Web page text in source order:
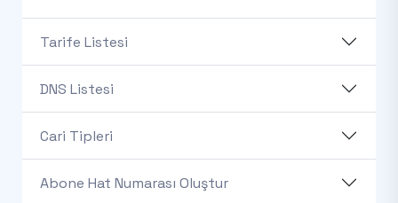
Tarife Listesi
DNS Listesi
Cari Tipleri
Abone Hat Numarası Oluştur